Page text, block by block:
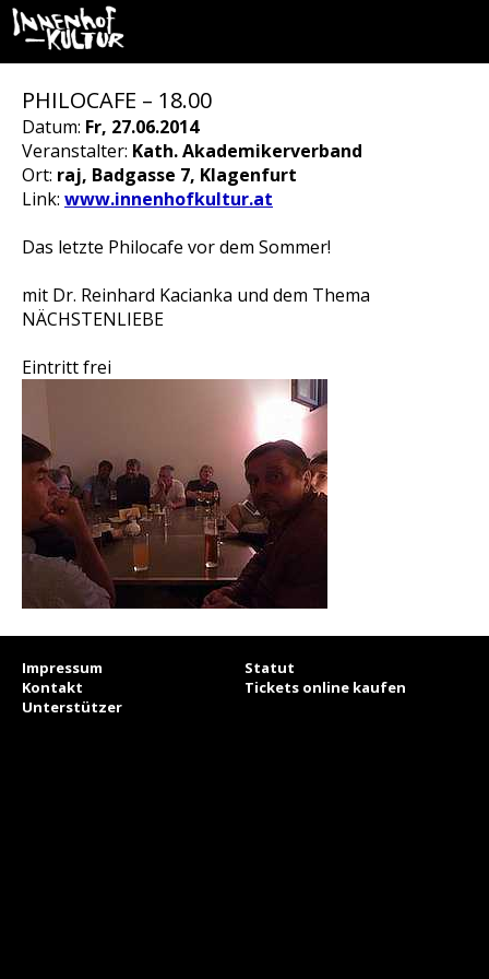
PHILOCAFE – 18.00
Datum: Fr, 27.06.2014
Veranstalter: Kath. Akademikerverband
Ort: raj, Badgasse 7, Klagenfurt
Link: www.innenhofkultur.at
Das letzte Philocafe vor dem Sommer!
mit Dr. Reinhard Kacianka und dem Thema
NÄCHSTENLIEBE
Eintritt frei
Impressum
Statut
Kontakt
Tickets online kaufen
Unterstützer